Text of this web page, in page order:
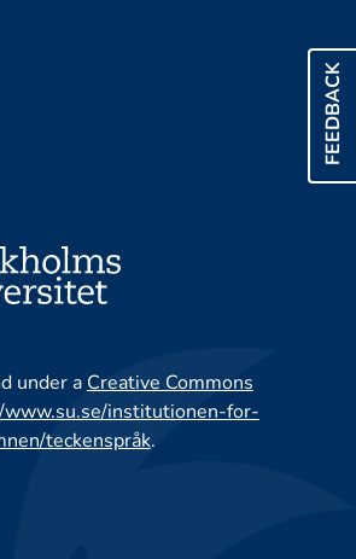
FEEDBACK
under a Creative Commons
institutionen-for-
teckenspråk.